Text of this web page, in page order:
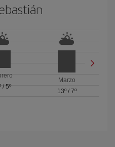
/ 5º
Marzo
13º/ 7º